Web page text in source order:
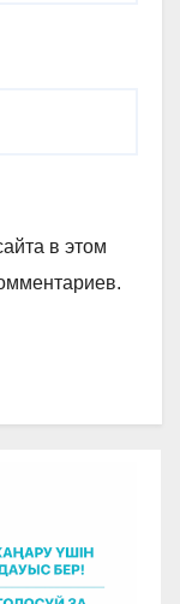
в этом